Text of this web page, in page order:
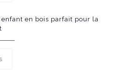
en bois parfait pour la